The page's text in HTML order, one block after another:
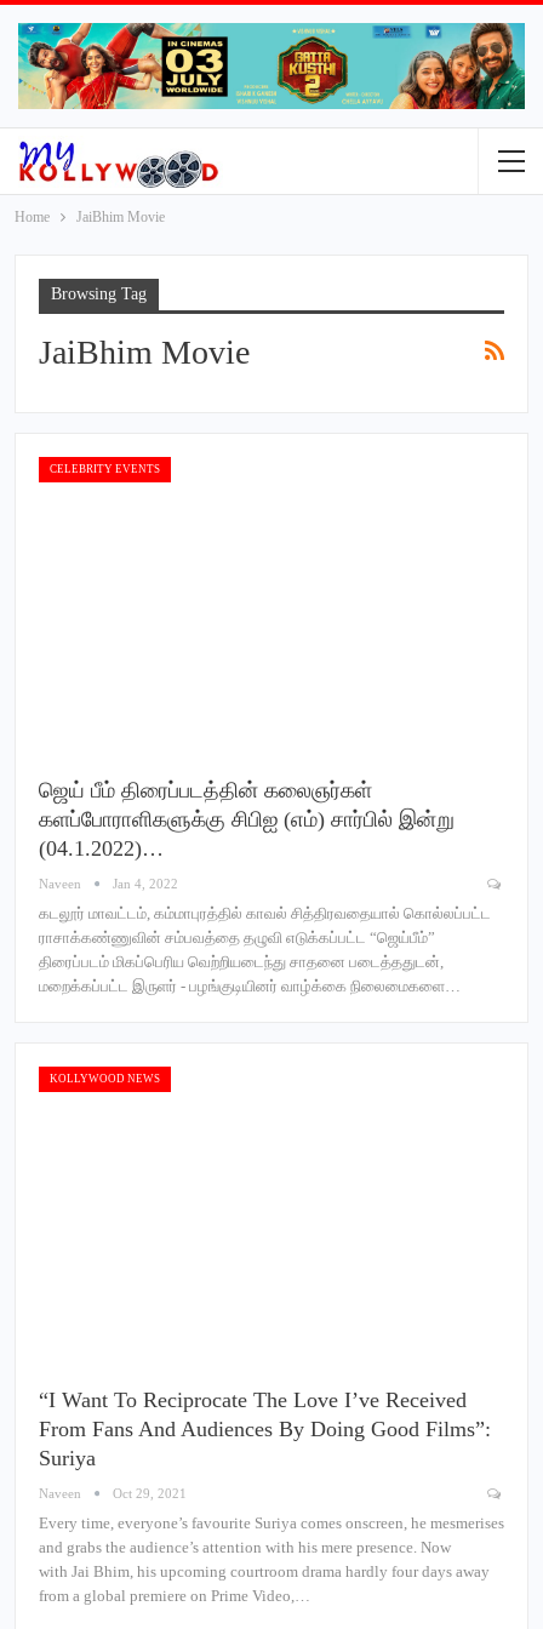
Home JaiBhim Movie
Browsing Tag
JaiBhim Movie
CELEBRITY EVENTS
ஜெய் பீம் திரைப்படத்தின் கலைஞர்கள்
களப்போராளிகளுக்கு சிபிஐ (எம்) சார்பில் இன்று
(04.1.2022)…
Naveen Jan 4, 2022
கடலூர் மாவட்டம், கம்மாபுரத்தில் காவல் சித்திரவதையால் கொல்லப்பட்ட
ராசாக்கண்ணுவின் சம்பவத்தை தழுவி எடுக்கப்பட்ட “ஜெய்பீம்”
திரைப்படம் மிகப்பெரிய வெற்றியடைந்து சாதனை படைத்ததுடன்,
மறைக்கப்பட்ட இருளர் - பழங்குடியினர் வாழ்க்கை நிலைமைகளை…
KOLLYWOOD NEWS
“I Want To Reciprocate The Love I’ve Received
From Fans And Audiences By Doing Good Films”:
Suriya
Naveen Oct 29, 2021
Every time, everyone’s favourite Suriya comes onscreen, he mesmerises
and grabs the audience’s attention with his mere presence. Now
with Jai Bhim, his upcoming courtroom drama hardly four days away
from a global premiere on Prime Video,…